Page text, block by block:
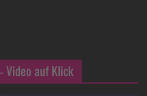
Video auf Klick